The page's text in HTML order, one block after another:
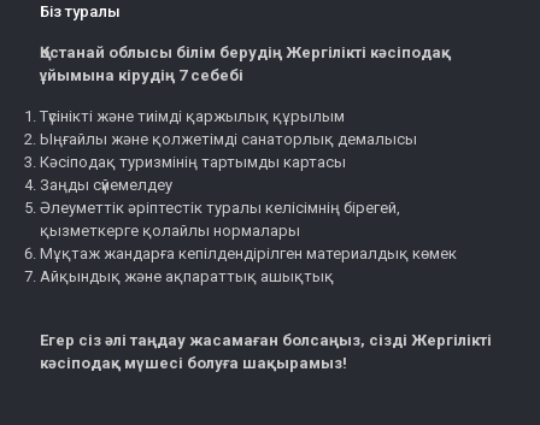
Біз туралы
Қостанай облысы білім берудің Жергілікті кәсіподақ
ұйымына кірудің 7 себебі
Түсінікті және тиімді қаржылық құрылым
Ыңғайлы және қолжетімді санаторлық демалысы
Кәсіподақ туризмінің тартымды картасы
Заңды сүйемелдеу
Әлеуметтік әріптестік туралы келісімнің бірегей,
қызметкерге қолайлы нормалары
Мұқтаж жандарға кепілдендірілген материалдық көмек
Айқындық және ақпараттық ашықтық
Егер сіз әлі таңдау жасамаған болсаңыз, сізді Жергілікті
кәсіподақ мүшесі болуға шақырамыз!